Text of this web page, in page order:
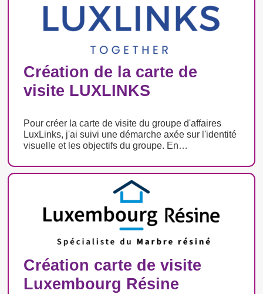
Création de la carte de
visite LUXLINKS
Pour créer la carte de visite du groupe d'affaires
LuxLinks, j'ai suivi une démarche axée sur l'identité
visuelle et les objectifs du groupe. En…
Création carte de visite
Luxembourg Résine